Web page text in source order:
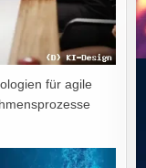
für agile